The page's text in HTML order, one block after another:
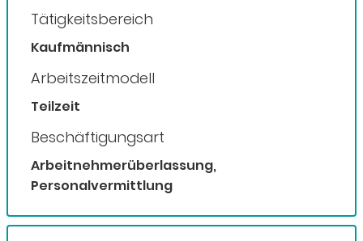
Tätigkeitsbereich
Kaufmännisch
Arbeitszeitmodell
Teilzeit
Beschäftigungsart
Arbeitnehmerüberlassung,
Personalvermittlung